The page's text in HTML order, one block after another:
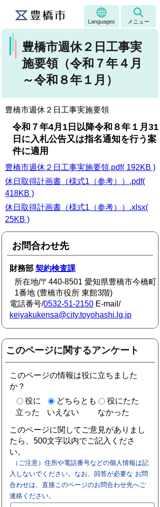
Languages メニュー
豊橋市週休２日工事実
施要領（令和７年４月
～令和８年１月）
豊橋市週休２日工事実施要領
令和７年4月1日以降令和８年１月31
日に入札公告又は指名通知を行う案
件に適用
豊橋市週休２日工事実施要領.pdf( 192KB )
休日取得計画書（様式1（参考））.pdf(
418KB )
休日取得計画書（様式1（参考））.xlsx(
25KB )
お問合わせ先
財務部契約検査課
所在地/〒440-8501 愛知県豊橋市今橋町
1番地 (豊橋市役所 東館3階)
電話番号/0532-51-2150 E-mail/
keiyakukensa@city.toyohashi.lg.jp
このページに関するアンケート
このページの情報は役に立ちました
か？
役に
立った
どちらとも
いえない
役にたた
なかった
このページに関してご意見がありまし
たら、500文字以内でご記入くださ
い。
（ご注意）住所や電話番号などの個人情報は記
入しないでください。なお、回答が必要な お問
合わせは、直接このページのお問合わせ先へご
連絡ください。